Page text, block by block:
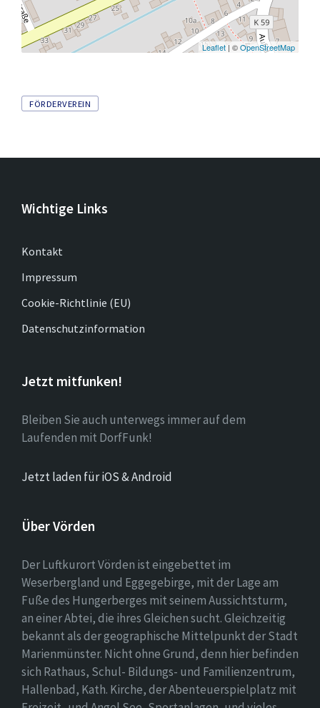
Leaflet | ©OpenStreetMap
Tags
FÖRDERVEREIN
Wichtige Links
Kontakt
Impressum
Cookie-Richtlinie (EU)
Datenschutzinformation
Jetzt mitfunken!
Bleiben Sie auch unterwegs immer auf dem
Laufenden mit DorfFunk!
Jetzt laden für iOS & Android
Über Vörden
Der Luftkurort Vörden ist eingebettet im
Weserbergland und Eggegebirge, mit der Lage am
Fuße des Hungerberges mit seinem Aussichtsturm,
an einer Abtei, die ihres Gleichen sucht. Gleichzeitig
bekannt als der geographische Mittelpunkt der Stadt
Marienmünster. Nicht ohne Grund, denn hier befinden
sich Rathaus, Schul- Bildungs- und Familienzentrum,
Hallenbad, Kath. Kirche, der Abenteuerspielplatz mit